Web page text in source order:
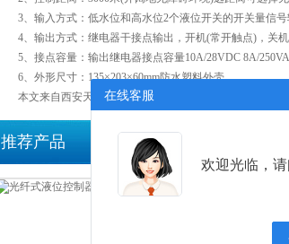
3、输入方式：低水位和高水位2个液位开关的开关量信号
4、输出方式：继电器干接点输出，开机(常开触点)，关
5、接点容量：输出继电器接点容量10A/28VDC8A/
6、外形尺寸：135×203×60mm防水塑料外壳。
本文来自西安天闳环保转载请标明出处。联系电话：400-
推荐产品
在线客服
欢迎光临，